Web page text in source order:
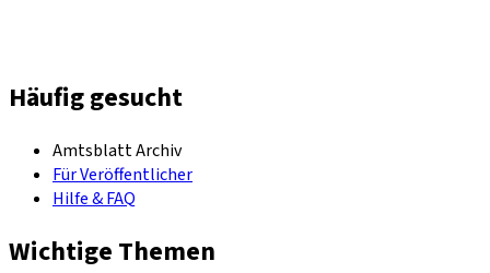
Häufig gesucht
Amtsblatt Archiv
Für Veröffentlicher
Hilfe & FAQ
Wichtige Themen